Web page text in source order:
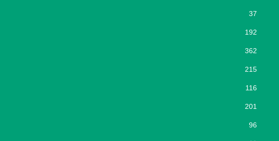
37
192
362
215
116
201
96